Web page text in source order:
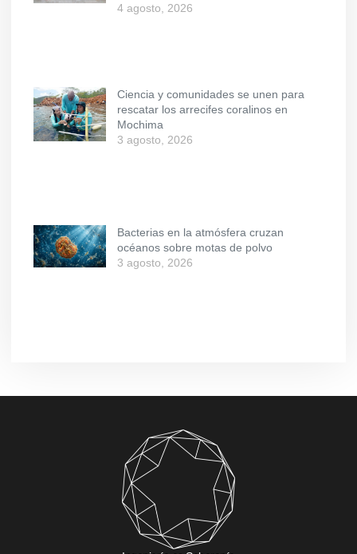
4 agosto, 2026
Ciencia y comunidades se unen para
rescatar los arrecifes coralinos en
Mochima
3 agosto, 2026
Bacterias en la atmósfera cruzan
océanos sobre motas de polvo
3 agosto, 2026